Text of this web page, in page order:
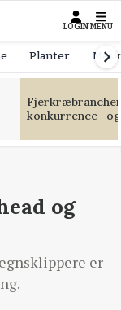
LOGIN MENU
Planter
konkurrence-
og
er